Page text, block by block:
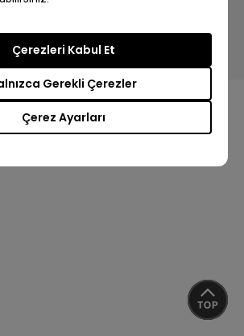
Çerez Ayarları
Gerekli Çerezler
Çerezleri Kabul Et